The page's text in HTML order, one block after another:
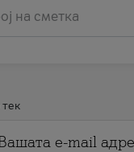
на сметка
тек